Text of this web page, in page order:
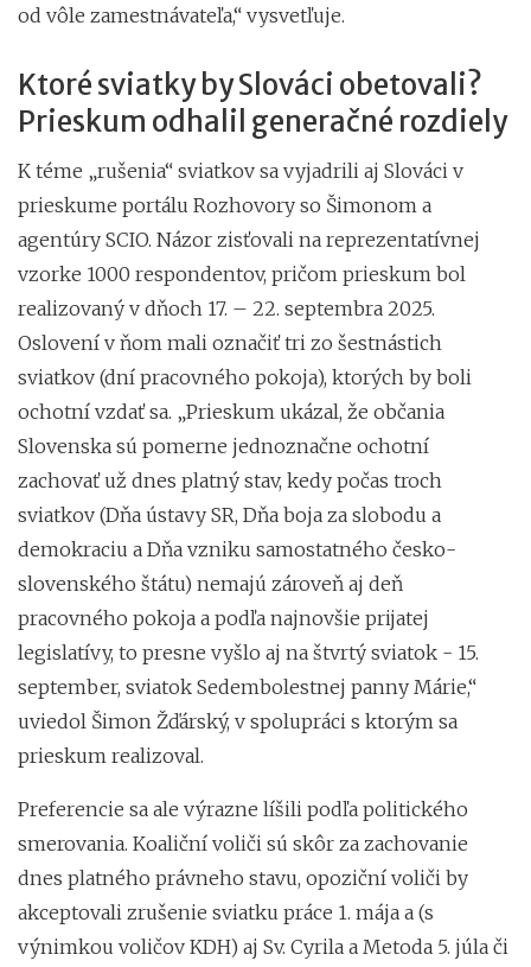
od vôle zamestnávateľa,“ vysvetľuje.
Ktoré sviatky by Slováci obetovali?
Prieskum odhalil generačné rozdiely
K téme „rušenia“ sviatkov sa vyjadrili aj Slováci v
prieskume portálu Rozhovory so Šimonom a
agentúry SCIO. Názor zisťovali na reprezentatívnej
vzorke 1000 respondentov, pričom prieskum bol
realizovaný v dňoch 17. – 22. septembra 2025.
Oslovení v ňom mali označiť tri zo šestnástich
sviatkov (dní pracovného pokoja), ktorých by boli
ochotní vzdať sa. „Prieskum ukázal, že občania
Slovenska sú pomerne jednoznačne ochotní
zachovať už dnes platný stav, kedy počas troch
sviatkov (Dňa ústavy SR, Dňa boja za slobodu a
demokraciu a Dňa vzniku samostatného česko-
slovenského štátu) nemajú zároveň aj deň
pracovného pokoja a podľa najnovšie prijatej
legislatívy, to presne vyšlo aj na štvrtý sviatok - 15.
september, sviatok Sedembolestnej panny Márie,“
uviedol Šimon Žďárský, v spolupráci s ktorým sa
prieskum realizoval.
Preferencie sa ale výrazne líšili podľa politického
smerovania. Koaliční voliči sú skôr za zachovanie
dnes platného právneho stavu, opoziční voliči by
akceptovali zrušenie sviatku práce 1. mája a (s
výnimkou voličov KDH) aj Sv. Cyrila a Metoda 5. júla či